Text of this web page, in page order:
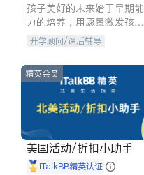
孩子美好的未来始于早期能
力的培养，用愿景激发孩子
的学习潜力和动力。理念：
拥有成长型心态是成功的基
石。
升学顾问/课后辅导
精英会员
美国活动/折扣小助手
iTalkBB精英认证